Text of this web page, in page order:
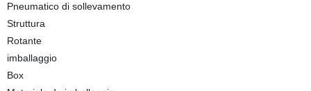
Pneumatico di sollevamento
Struttura
Rotante
imballaggio
Box